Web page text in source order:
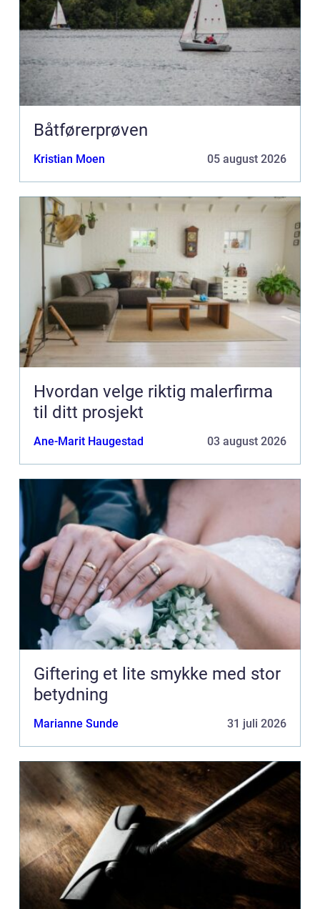
Båtførerprøven
Kristian Moen 05 august 2026
Hvordan velge riktig malerfirma
til ditt prosjekt
Ane-Marit Haugestad 03 august 2026
Giftering et lite smykke med stor
betydning
Marianne Sunde 31 juli 2026